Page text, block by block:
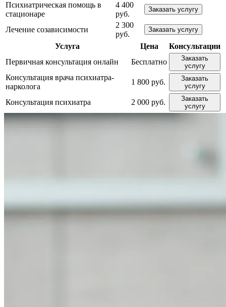
Психиатрическая помощь в
стационаре
4 400
руб.
Заказать услугу
Лечение созависимости
2 300
руб.
Заказать услугу
Услуга Цена
Консультации
Первичная консультация онлайн
Бесплатно
Заказать
услугу
Консультация врача психиатра-
нарколога
1 800 руб.
Заказать
услугу
Консультация психиатра 2 000 руб.
Заказать
услугу